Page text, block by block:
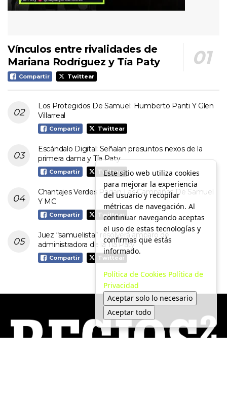
Vínculos entre rivalidades de
Mariana Rodríguez y Tía Paty
Compartir Twittear
Los Protegidos De Samuel: Humberto Panti Y Glen
Villarreal
Compartir Twittear
Escándalo Digital: Señalan presuntos nexos de la
primera dama y Tía Paty
Compartir Twittear
Chantajes Verdes Pagan Las Campañas De Samuel
Y MC
Compartir Twittear
Juez “samuelista” resolverá amparo de
administradora de la Tía Paty
Compartir Twittear
Este sitio web utiliza cookies
para mejorar la experiencia
del usuario y recopilar
métricas de navegación. Al
continuar navegando aceptas
el uso de estas tecnologías y
confirmas que estás
informado.
Política de Cookies Política de
Privacidad
Aceptar solo lo necesario
Aceptar todo